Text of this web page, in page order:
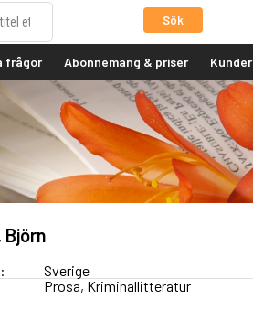
Sök
frågor Abonnemang & priser Kunder
Björn
Sverige
Prosa, Kriminallitteratur